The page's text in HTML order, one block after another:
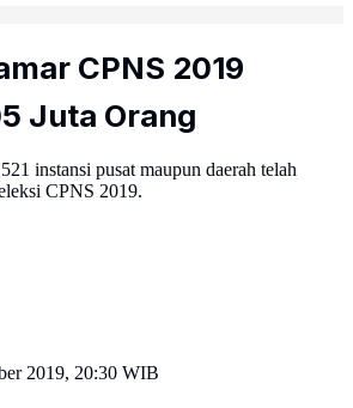
CPNS 2019
Juta Orang
instansi pusat maupun daerah telah
CPNS 2019.
2019, 20:30 WIB